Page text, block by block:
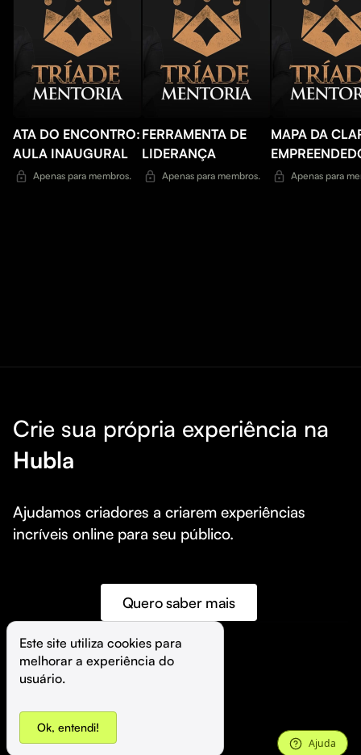
ATA DO ENCONTRO:
AULA INAUGURAL
Apenas para membros.
FERRAMENTA DE
LIDERANÇA
Apenas para membros.
MAPA DA
Apenas para
Crie sua própria experiência na
Hubla
Ajudamos criadores a criarem experiências
incríveis online para seu público.
Quero saber mais
©️ Hubla Tecnologia Ltda • 2026
Este site utiliza cookies para
melhorar a experiência do
usuário.
Ok, entendi!
Ajuda